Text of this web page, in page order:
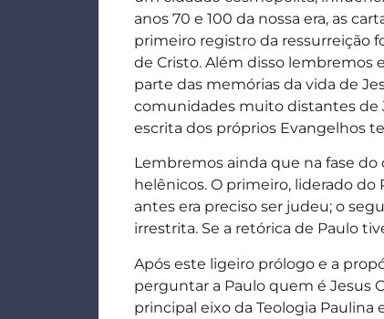
anos 70 e 100 da nossa era, as
primeiro registro da ressurreição
de Cristo. Além disso lembremos
parte das memórias da vida de
comunidades muito distantes de
escrita dos próprios Evangelhos
Lembremos ainda que na fase do
helênicos. O primeiro, liderado do
antes era preciso ser judeu; o
irrestrita. Se a retórica de Paulo
Após este ligeiro prólogo e a
perguntar a Paulo quem é Jesus
principal eixo da Teologia Paulina